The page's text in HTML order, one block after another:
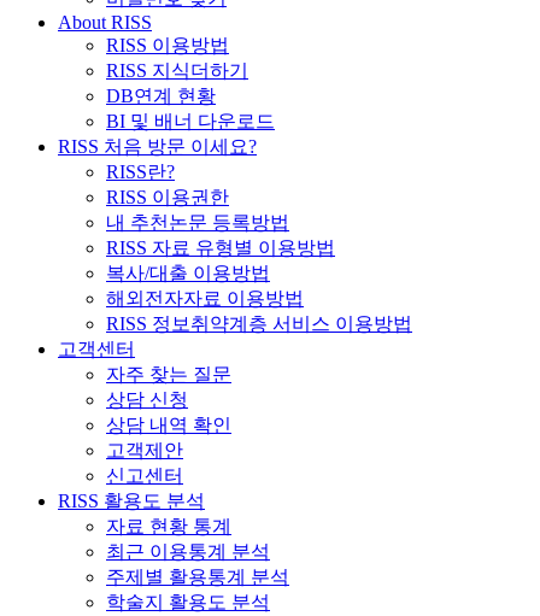
About RISS
RISS 이용방법
RISS 지식더하기
DB연계 현황
BI 및 배너 다운로드
RISS 처음 방문 이세요?
RISS란?
RISS 이용권한
내 추천논문 등록방법
RISS 자료 유형별 이용방법
복사/대출 이용방법
해외전자자료 이용방법
RISS 정보취약계층 서비스 이용방법
고객센터
자주 찾는 질문
상담 신청
상담 내역 확인
고객제안
신고센터
RISS 활용도 분석
자료 현황 통계
최근 이용통계 분석
주제별 활용통계 분석
학술지 활용도 분석